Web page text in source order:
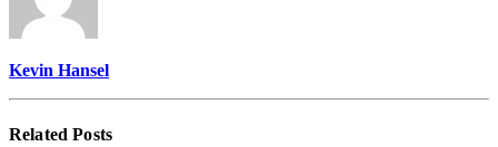
Kevin Hansel
RelatedPosts